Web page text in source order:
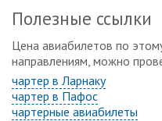
Полезные ссылки
Цена авиабилетов по
направлениям, можно
чартер в Ларнаку
чартер в Пафос
чартерные авиабилеты